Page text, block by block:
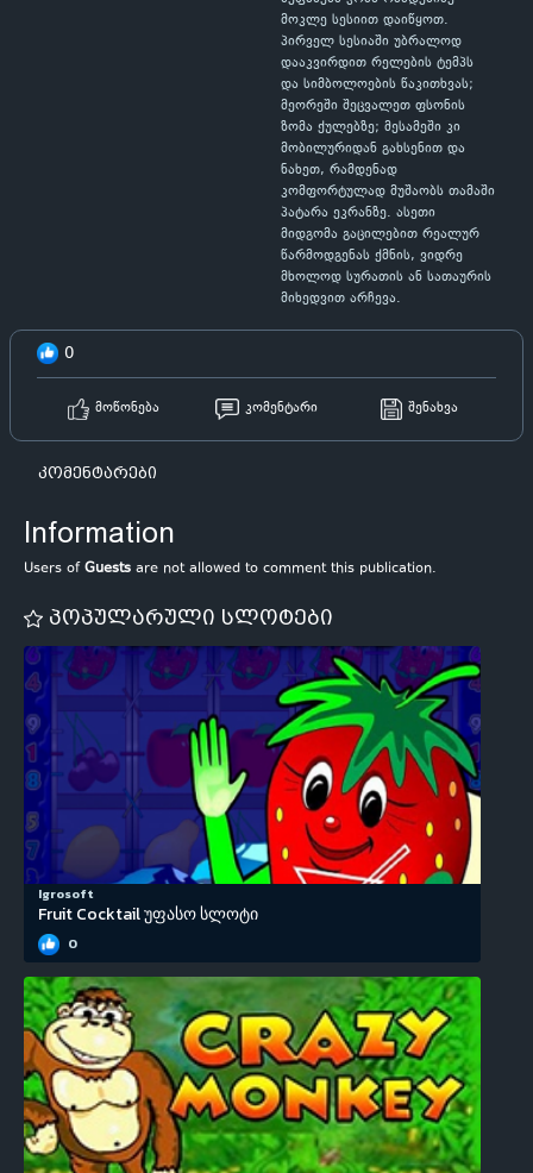
მოკლე სესიით დაიწყოთ.
პირველ სესიაში უბრალოდ
დააკვირდით რელების ტემპს
და სიმბოლოების წაკითხვას;
მეორეში შეცვალეთ ფსონის
ზომა ქულებზე; მესამეში კი
მობილურიდან გახსენით და
ნახეთ, რამდენად
კომფორტულად მუშაობს თამაში
პატარა ეკრანზე. ასეთი
მიდგომა გაცილებით რეალურ
წარმოდგენას ქმნის, ვიდრე
მხოლოდ სურათის ან სათაურის
მიხედვით არჩევა.
0
მოწონება კომენტარი შენახვა
კომენტარები
Information
Users ofGuests are not allowed to comment this publication.
პოპულარული სლოტები
Igrosoft
Fruit Cocktail უფასო სლოტი
0